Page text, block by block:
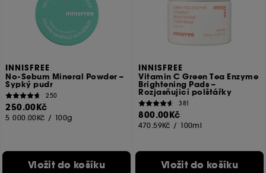
INNISFREE
No-Sebum Mineral Powder –
Sypký pudr
250
250.00Kč
5 000.00Kč / 100g
Vložit do košíku
INNISFREE
Vitamin C Green Tea Enzyme
Brightening Pads –
Rozjasňujicí polštářky
381
800.00Kč
470.59Kč / 100ml
Vložit do košíku